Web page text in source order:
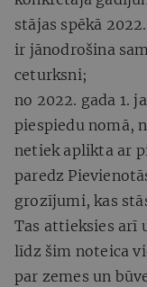
stājas spēkā
ir jānodrošina
ceturksni;
no 2022. gada 1.
piespiedu nomā,
netiek aplikta ar
paredz
grozījumi, kas
Tas attieksies arī
līdz šim noteica
par zemes un